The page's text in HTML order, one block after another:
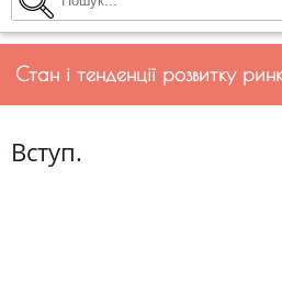
Стан і тенденції розвитку
Вступ.